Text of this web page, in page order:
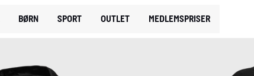
BØRN SPORT OUTLET MEDLEMSPRISER